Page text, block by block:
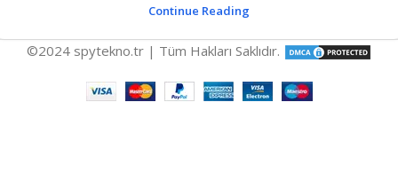
Continue Reading
©2024 spytekno.tr | Tüm Hakları Saklıdır.